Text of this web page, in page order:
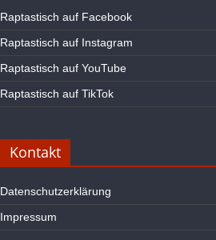
Raptastisch auf Facebook
Raptastisch auf Instagram
Raptastisch auf YouTube
Raptastisch auf TikTok
Kontakt
Datenschutzerklärung
Impressum